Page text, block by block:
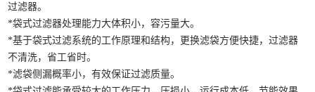
过滤器。
*袋式过滤器处理能力大体积小，容污量大。
*基于袋式过滤系统的工作原理和结构，更换滤袋方便快捷，过滤器
不清洗，省工省时。
*滤袋侧漏概率小，有效保证过滤质量。